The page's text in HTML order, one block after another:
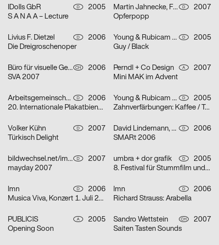
IDolls GbR D
2005
S A N A A – Lecture
Martin Jahnecke, Friederike Kühne, Bastian Renner, Jana Steffen D
2007
Opferpopp
Livius F. Dietzel D
2006
Die Dreigroschenoper
Young & Rubicam GmbH & Co. KG D
2005
Guy / Black
Büro für visuelle Gestaltung: Kreis offen CH
2006
SVA 2007
Perndl + Co Design A
2007
Mini MAK im Advent
Arbeitsgemeinschaft für visuelle und verbale Kommunikation Uwe Loesch D
2006
20. Internationale Plakatbiennale Warschau
Young & Rubicam GmbH & Co. KG D
2005
Zahnverfärbungen: Kaffee / Tee / Zigaretten
Volker Kühn D
2007
Türkisch Delight
David Lindemann, Matthias Wörle D
2006
SMARt 2006
bildwechsel.net/image-shift.net D
2007
mayday 2007
umbra + dor grafik D
2005
8. Festival für Stummfilm und Musik
lmn D
2006
Musica Viva, Konzert 1. Juli 2006
lmn D
2006
Richard Strauss: Arabella
PUBLICIS A
2005
Opening Soon
Sandro Wettstein CH
2007
Saiten Tasten Sounds